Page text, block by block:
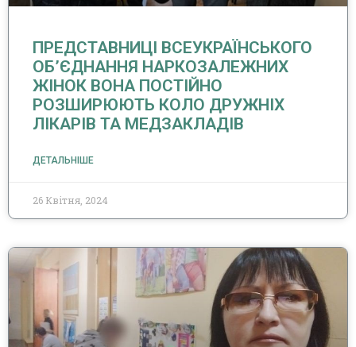
ПРЕДСТАВНИЦІ ВСЕУКРАЇНСЬКОГО
ОБ’ЄДНАННЯ НАРКОЗАЛЕЖНИХ
ЖІНОК ВОНА ПОСТІЙНО
РОЗШИРЮЮТЬ КОЛО ДРУЖНІХ
ЛІКАРІВ ТА МЕДЗАКЛАДІВ
ДЕТАЛЬНІШЕ
26 Квітня, 2024